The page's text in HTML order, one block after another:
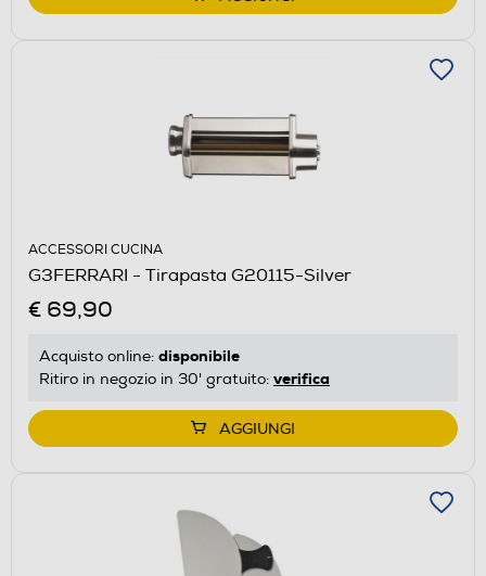
ACCESSORI CUCINA
G3FERRARI - Tirapasta G20115-Silver
€ 69,90
Acquisto online: disponibile
Ritiro in negozio in 30' gratuito: verifica
AGGIUNGI